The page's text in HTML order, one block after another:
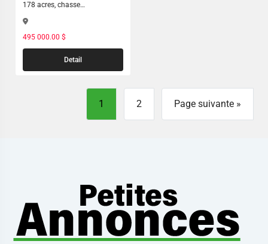
178 acres, chasse…
495 000.00 $
Detail
1 2 Page suivante »